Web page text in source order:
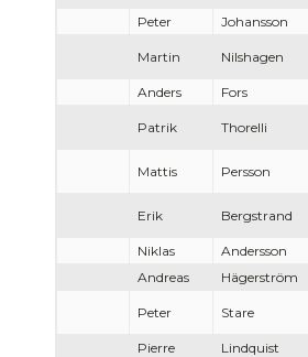
Peter Johansson
Martin Nilshagen
Anders Fors
Patrik Thorelli
Mattis Persson
Erik Bergstrand
Niklas Andersson
Andreas
Hägerström
Peter Stare
Pierre Lindquist